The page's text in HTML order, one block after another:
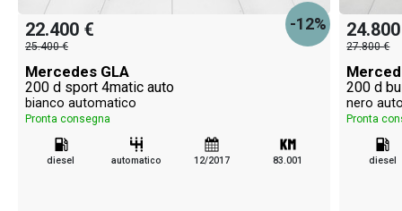
-12%
22.400 €
25.400 €
Mercedes GLA
200 d sport 4matic auto
bianco automatico
Pronta consegna
diesel automatico 12/2017 83.001
27.800 €
200 d
nero
Pronta
diesel